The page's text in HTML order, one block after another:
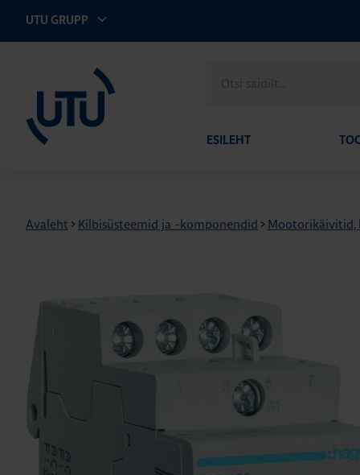
UTU GRUPP
saidilt
ESILEHT
Avaleht > Kilbisüsteemid ja -komponendid > Mootorikäivitid,